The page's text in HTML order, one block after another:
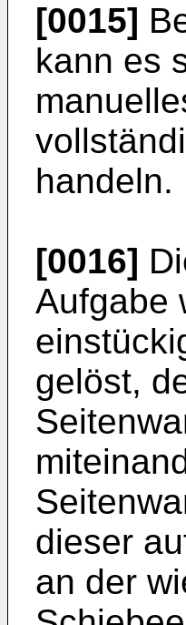
[0015]
kann es
handeln.
[0016]
Aufgabe
gelöst,
dieser
an der